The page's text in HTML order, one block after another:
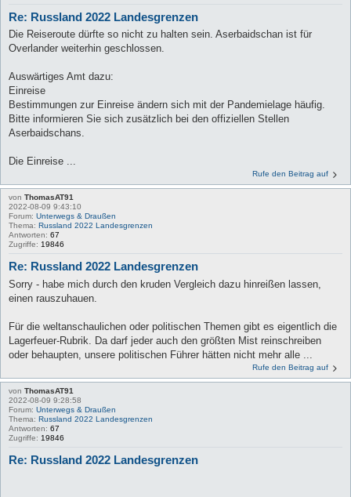
Re: Russland 2022 Landesgrenzen
Die Reiseroute dürfte so nicht zu halten sein. Aserbaidschan ist für
Overlander weiterhin geschlossen.
Auswärtiges Amt dazu:
Einreise
Bestimmungen zur Einreise ändern sich mit der Pandemielage häufig.
Bitte informieren Sie sich zusätzlich bei den offiziellen Stellen
Aserbaidschans.
Die Einreise ...
Rufe den Beitrag auf
von ThomasAT91
2022-08-09 9:43:10
Forum: Unterwegs & Draußen
Thema: Russland 2022 Landesgrenzen
Antworten: 67
Zugriffe: 19846
Re: Russland 2022 Landesgrenzen
Sorry - habe mich durch den kruden Vergleich dazu hinreißen lassen,
einen rauszuhauen.
Für die weltanschaulichen oder politischen Themen gibt es eigentlich die
Lagerfeuer-Rubrik. Da darf jeder auch den größten Mist reinschreiben
oder behaupten, unsere politischen Führer hätten nicht mehr alle ...
Rufe den Beitrag auf
von ThomasAT91
2022-08-09 9:28:58
Forum: Unterwegs & Draußen
Thema: Russland 2022 Landesgrenzen
Antworten: 67
Zugriffe: 19846
Re: Russland 2022 Landesgrenzen